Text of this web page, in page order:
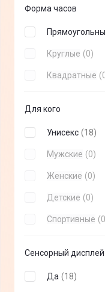
Garmix
Blackview (+0)
Michael Kors
Oukitel (+0)
Форма часов
Круглые (0)
Квадратные (
Для кого
Унисекс (18)
Мужские (0)
Женские (0)
Детские (0)
Спортивные (0
Сенсорный дисплей
Да (18)